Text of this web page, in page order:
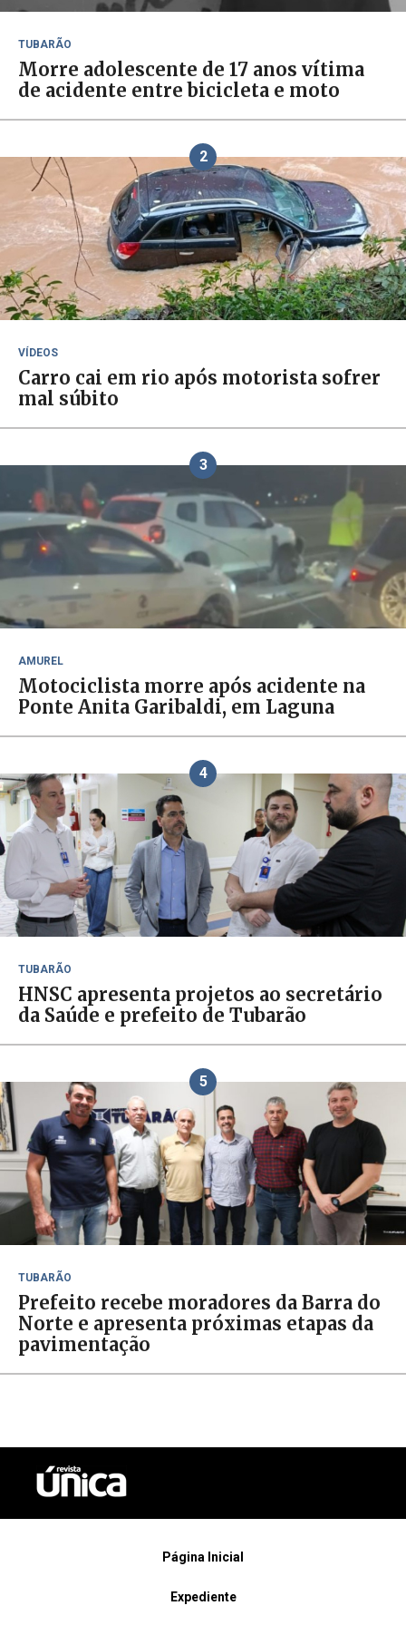
TUBARÃO
Morre adolescente de 17 anos vítima
de acidente entre bicicleta e moto
2
VÍDEOS
Carro cai em rio após motorista sofrer
mal súbito
3
AMUREL
Motociclista morre após acidente na
Ponte Anita Garibaldi, em Laguna
4
TUBARÃO
HNSC apresenta projetos ao secretário
da Saúde e prefeito de Tubarão
5
TUBARÃO
Prefeito recebe moradores da Barra do
Norte e apresenta próximas etapas da
pavimentação
Página Inicial
Expediente